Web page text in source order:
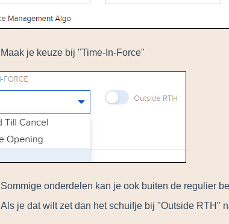
Maak je keuze bij "Time-In-Force"
Sommige onderdelen kan je ook buiten de regulier
Als je dat wilt zet dan het schuifje bij "Outside RTH"